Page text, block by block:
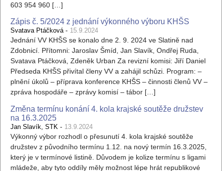
603 954 960 […]
Zápis č. 5/2024 z jednání výkonného výboru KHŠS
Svatava Ptáčková- 15.9.2024
Jednání VV KHŠS se konalo dne 2. 9. 2024 ve Slatině nad
Zdobnicí. Přítomni: Jaroslav Šmíd, Jan Slavík, Ondřej Ruda,
Svatava Ptáčková, Zdeněk Urban Za revizní komisi: Jiří Daniel
Předseda KHŠS přivítal členy VV a zahájil schůzi. Program: –
plnění úkolů – příprava konference KHŠS – činnosti členů VV –
zpráva hospodáře – zprávy komisí – tábor […]
Změna termínu konání 4. kola krajské soutěže družstev
na 16.3.2025
Jan Slavík, STK - 13.9.2024
Výkonný výbor rozhodl o přesunutí 4. kola krajské soutěže
družstev z původního termínu 1.12. na nový termín 16.3.2025,
který je v termínové listině. Důvodem je kolize termínu s ligami
mládeže, aby tyto oddíly měly možnost lépe hrát republikové